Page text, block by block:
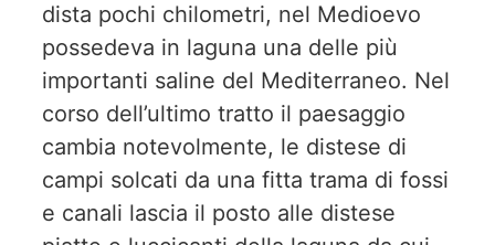
dista pochi chilometri, nel Medioevo
possedeva in laguna una delle più
importanti saline del Mediterraneo. Nel
corso dell’ultimo tratto il paesaggio
cambia notevolmente, le distese di
campi solcati da una fitta trama di fossi
e canali lascia il posto alle distese